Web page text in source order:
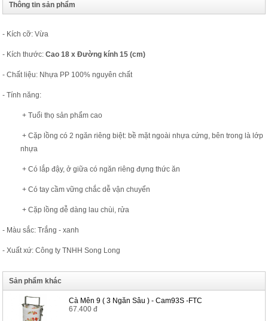
Thông tin sản phẩm
- Kích cỡ: Vừa
- Kích thước:Cao 18 x Đường kính 15 (cm)
- Chất liệu: Nhựa PP 100% nguyên chất
- Tính năng:
+ Tuổi thọ sản phẩm cao
+ Cặp lồng có 2 ngăn riêng biệt: bề mặt ngoài nhựa cứng, bên trong là lớp
nhựa
+ Có lắp đậy, ở giữa có ngăn riêng đựng thức ăn
+ Có tay cầm vững chắc dễ vận chuyển
+ Cặp lồng dễ dàng lau chùi, rửa
- Màu sắc: Trắng - xanh
- Xuất xứ: Công ty TNHH Song Long
Sản phẩm khác
Cà Mên 9 ( 3 Ngăn Sâu ) - Cam93S -FTC
67.400 đ